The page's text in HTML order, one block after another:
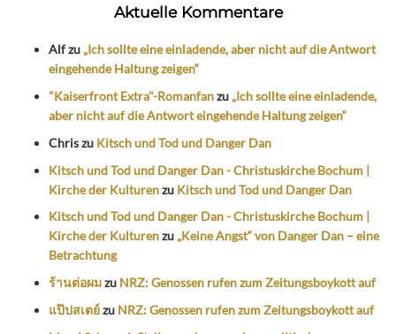
Aktuelle Kommentare
Alfzu „Ich sollte eine einladende, aber nicht auf die Antwort
eingehende Haltung zeigen“
"Kaiserfront Extra"-Romanfanzu „Ich sollte eine einladende,
aber nicht auf die Antwort eingehende Haltung zeigen“
Chriszu Kitsch und Tod und Danger Dan
Kitsch und Tod und Danger Dan - Christuskirche Bochum |
Kirche der Kulturenzu Kitsch und Tod und Danger Dan
Kitsch und Tod und Danger Dan - Christuskirche Bochum |
Kirche der Kulturenzu „Keine Angst“ von Danger Dan – eine
Betrachtung
ร้านต่อผมzu NRZ: Genossen rufen zum Zeitungsboykott auf
แป๊ปสเตย์zu NRZ: Genossen rufen zum Zeitungsboykott auf